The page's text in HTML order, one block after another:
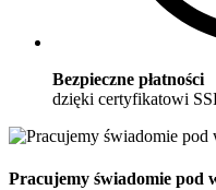
Bezpieczne płatności
dzięki certyfikatowi
Pracujemy świadomie pod